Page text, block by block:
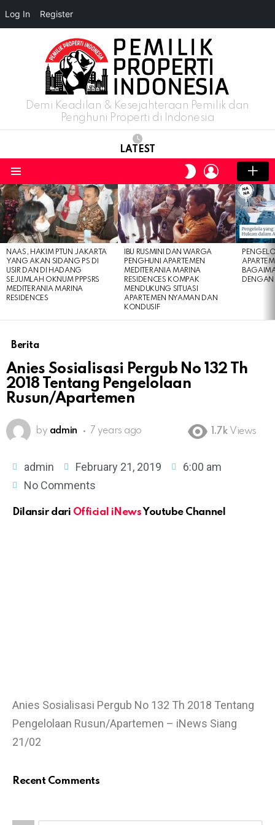
Demi Keadilan & Kesejahteraan Pemilik dan
Penghuni Properti di Indonesia
LATEST
SWITCH
SKIN
LOGIN
LATEST
STORIES
NAAS, HAKIM PTUN JAKARTA
YANG AKAN SIDANG PS DI
USIR DAN DI HADANG
SEJUMLAH OKNUM PPPSRS
MEDITERANIA MARINA
RESIDENCES
IBU RUSMINI DAN WARGA
PENGHUNI APARTEMEN
MEDITERANIA MARINA
RESIDENCES KOMPAK
MENDUKUNG SITUASI
APARTEMEN NYAMAN DAN
KONDUSIF
DENGAN
Berita
Anies Sosialisasi Pergub No 132 Th
2018 Tentang Pengelolaan
Rusun/Apartemen
by admin 7 years ago 1.7k Views
admin February 21, 2019
6:00 am
No Comments
Dilansir dari Official iNews Youtube Channel
Anies Sosialisasi Pergub No 132 Th 2018 Tentang
Pengelolaan Rusun/Apartemen – iNews Siang
21/02
Recent Comments
Log In Register